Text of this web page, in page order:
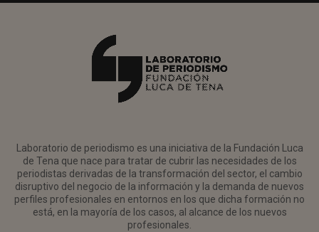
Laboratorio de periodismo es una iniciativa de la Fundación Luca
de Tena que nace para tratar de cubrir las necesidades de los
periodistas derivadas de la transformación del sector, el cambio
disruptivo del negocio de la información y la demanda de nuevos
perfiles profesionales en entornos en los que dicha formación no
está, en la mayoría de los casos, al alcance de los nuevos
profesionales.